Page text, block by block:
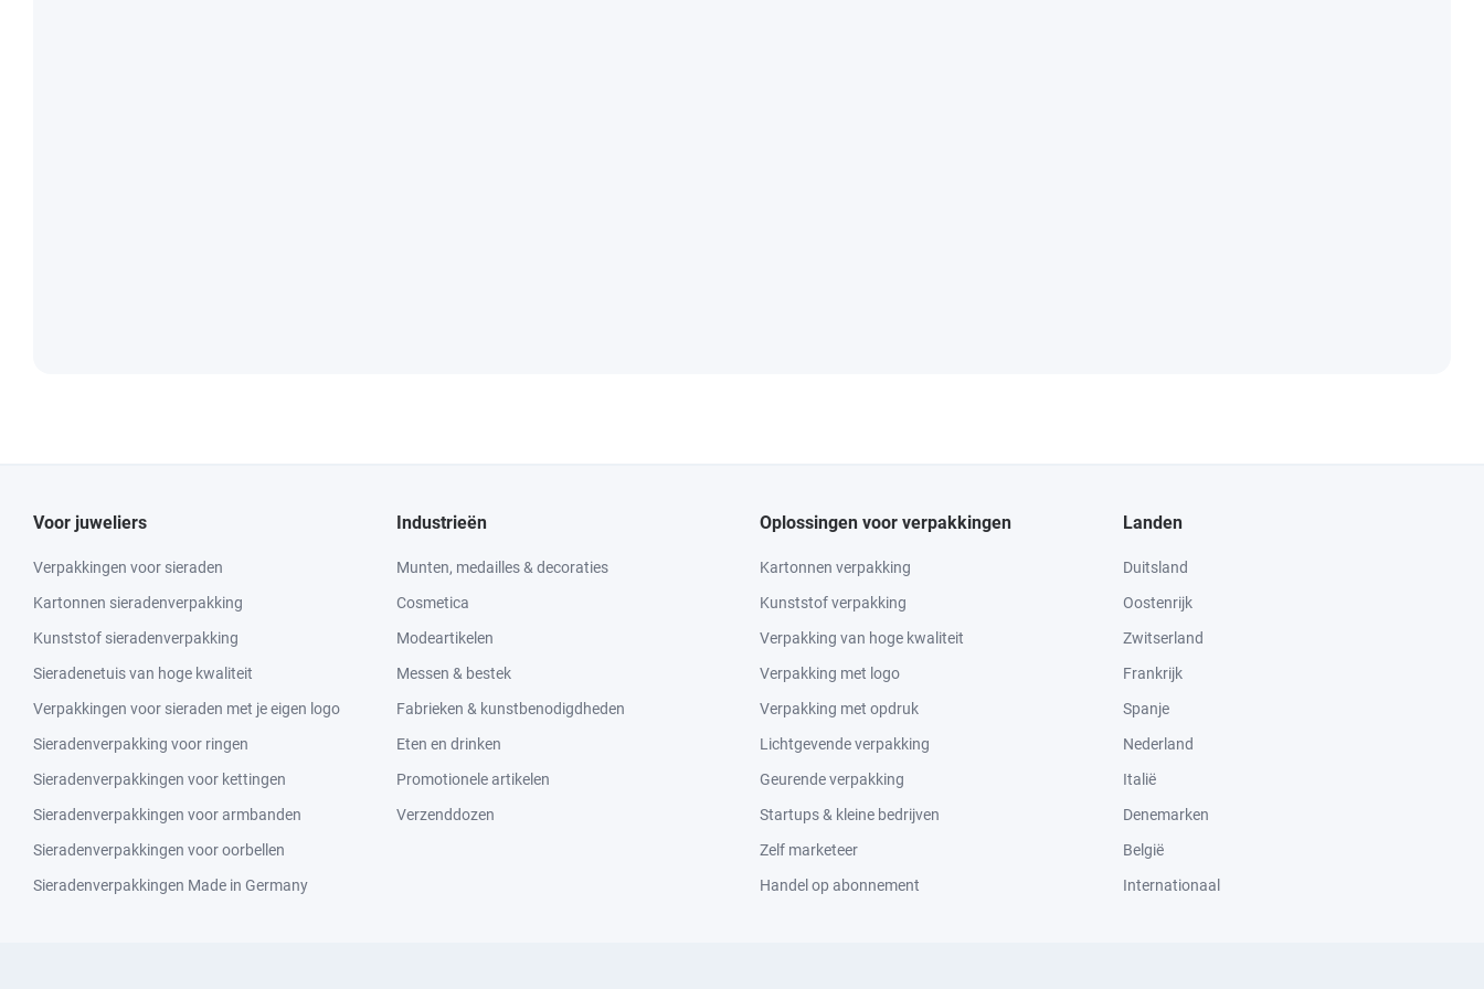
Voor juweliers
Verpakkingen voor sieraden
Kartonnen sieradenverpakking
Kunststof sieradenverpakking
Sieradenetuis van hoge kwaliteit
Verpakkingen voor sieraden met je eigen logo
Sieradenverpakking voor ringen
Sieradenverpakkingen voor kettingen
Sieradenverpakkingen voor armbanden
Sieradenverpakkingen voor oorbellen
Sieradenverpakkingen Made in Germany
Industrieën
Munten, medailles & decoraties
Cosmetica
Modeartikelen
Messen & bestek
Fabrieken & kunstbenodigdheden
Eten en drinken
Promotionele artikelen
Verzenddozen
Oplossingen voor verpakkingen
Kartonnen verpakking
Kunststof verpakking
Verpakking van hoge kwaliteit
Verpakking met logo
Verpakking met opdruk
Lichtgevende verpakking
Geurende verpakking
Startups & kleine bedrijven
Zelf marketeer
Handel op abonnement
Landen
Duitsland
Oostenrijk
Zwitserland
Frankrijk
Spanje
Nederland
Italië
Denemarken
België
Internationaal